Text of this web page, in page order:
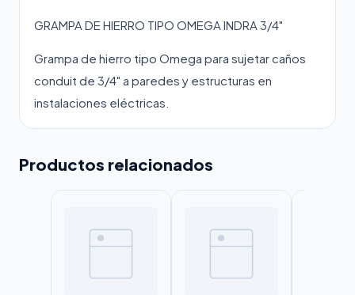
GRAMPA DE HIERRO TIPO OMEGA INDRA 3/4"
Grampa de hierro tipo Omega para sujetar caños
conduit de 3/4" a paredes y estructuras en
instalaciones eléctricas.
Productos relacionados